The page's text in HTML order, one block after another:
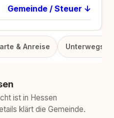
Gemeinde / Steuer ↓
& Anreise Unterwegs
ist in Hessen
klärt die Gemeinde.